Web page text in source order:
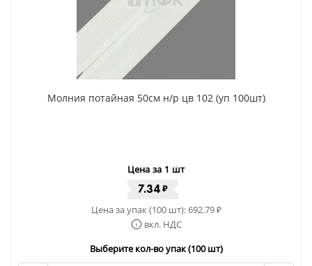
Молния потайная 50см н/р цв 102 (уп 100шт)
Цена за 1 шт
7.34 ₽
Цена за упак (100 шт):692.79₽
вкл. НДС
Выберите кол-во упак (100 шт)